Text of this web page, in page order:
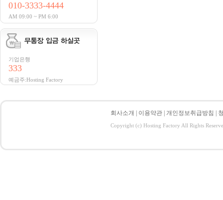
010-3333-4444
AM 09:00 ~ PM 6:00
기업은행
333
예금주:Hosting Factory
회사소개 이용약관 개인정보취급방침
Copyright (c) Hosting Factory All Rights